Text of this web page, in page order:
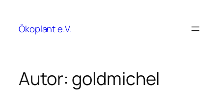
Inhalt
springen
Ökoplant e.V.
Autor: goldmichel